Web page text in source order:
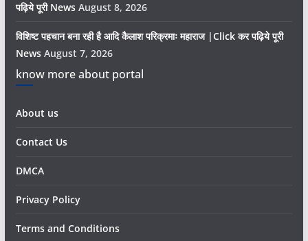
पढ़िये पूरी News August 8, 2026
विशिष्ट पहचान बना रही है आदि कैलाश परिक्रमाः महाराज |Click कर पढ़िये पूरी
News August 7, 2026
know more about portal
About us
Contact Us
DMCA
Privacy Policy
Terms and Conditions